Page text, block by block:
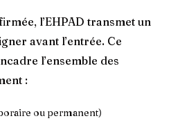
l’EHPAD transmet un
avant l’entrée. Ce
l’ensemble des
:
ou permanent)